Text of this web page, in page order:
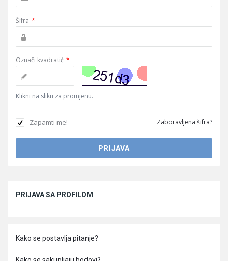
Šifra *
Označi kvadratić *
Klikni na sliku za promjenu.
Zapamti me! Zaboravljena šifra?
PRIJAVA SA PROFILOM
Kako se postavlja pitanje?